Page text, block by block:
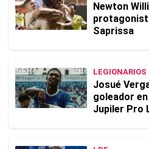
Newton
Saprissa
LEGIONARIOS
Josué
goleador
Jupiler Pro